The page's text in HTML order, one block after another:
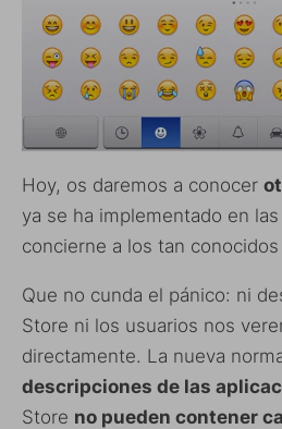
Hoy, os daremos a conocer
ya se ha implementado en
concierne a los tan conocidos
Que no cunda el pánico: ni
Store ni los usuarios nos
directamente. La nueva
descripciones de las
Store no pueden contener